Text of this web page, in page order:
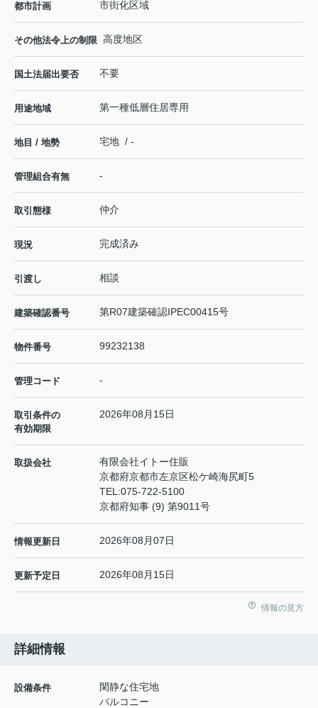
都市計画 市街化区域
その他法令上の制限 高度地区
国土法届出要否 不要
用途地域 第一種低層住居専用
地目 / 地勢 宅地 / -
管理組合有無 -
取引態様 仲介
現況 完成済み
引渡し 相談
建築確認番号 第R07建築確認IPEC00415号
物件番号 99232138
管理コード -
取引条件の
有効期限
2026年08月15日
取扱会社
有限会社イトー住販
京都府京都市左京区松ケ崎海尻町5
TEL:075-722-5100
京都府知事 (9) 第9011号
情報更新日 2026年08月07日
更新予定日 2026年08月15日
情報の見方
詳細情報
設備条件
閑静な住宅地
バルコニー